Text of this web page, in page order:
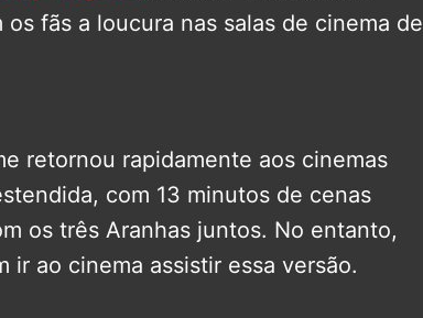
fãs a loucura nas salas de cinema de
retornou rapidamente aos cinemas
com 13 minutos de cenas
os três Aranhas juntos. No entanto,
ir ao cinema assistir essa versão.